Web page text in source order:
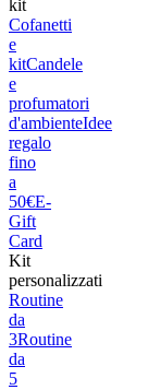
kit
Cofanetti
e
kitCandele
e
profumatori
d'ambienteIdee
regalo
fino
a
50€E-
Gift
Card
Kit
personalizzati
Routine
da
3Routine
da
5